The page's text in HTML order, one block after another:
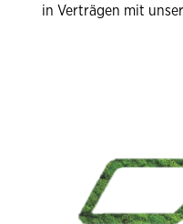
in Verträgen mit